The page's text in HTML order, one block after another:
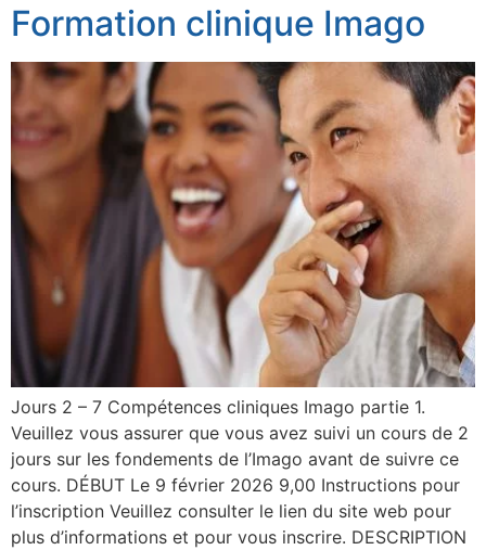
Formation clinique Imago
Jours 2 – 7 Compétences cliniques Imago partie 1.
Veuillez vous assurer que vous avez suivi un cours de 2
jours sur les fondements de l’Imago avant de suivre ce
cours. DÉBUT Le 9 février 2026 9,00 Instructions pour
l’inscription Veuillez consulter le lien du site web pour
plus d’informations et pour vous inscrire. DESCRIPTION